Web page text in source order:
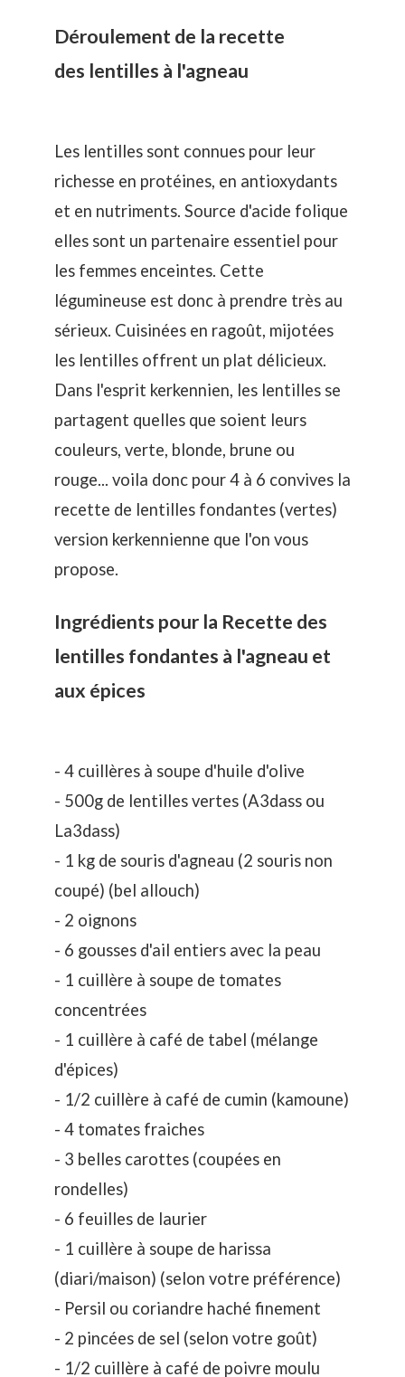
Déroulement de la recette
des lentilles à l'agneau
Les lentilles sont connues pour leur
richesse en protéines, en antioxydants
et en nutriments. Source d'acide folique
elles sont un partenaire essentiel pour
les femmes enceintes. Cette
légumineuse est donc à prendre très au
sérieux. Cuisinées en ragoût, mijotées
les lentilles offrent un plat délicieux.
Dans l'esprit kerkennien, les lentilles se
partagent quelles que soient leurs
couleurs, verte, blonde, brune ou
rouge... voila donc pour 4 à 6 convives la
recette de lentilles fondantes (vertes)
version kerkennienne que l'on vous
propose.
Ingrédients pour la Recette des
lentilles fondantes à l'agneau et
aux épices
- 4 cuillères à soupe d'huile d'olive
- 500g de lentilles vertes (A3dass ou
La3dass)
- 1 kg de souris d'agneau (2 souris non
coupé) (bel allouch)
- 2 oignons
- 6 gousses d'ail entiers avec la peau
- 1 cuillère à soupe de tomates
concentrées
- 1 cuillère à café de tabel (mélange
d'épices)
- 1/2 cuillère à café de cumin (kamoune)
- 4 tomates fraiches
- 3 belles carottes (coupées en
rondelles)
- 6 feuilles de laurier
- 1 cuillère à soupe de harissa
(diari/maison) (selon votre préférence)
- Persil ou coriandre haché finement
- 2 pincées de sel (selon votre goût)
- 1/2 cuillère à café de poivre moulu